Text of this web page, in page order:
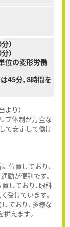
）
）
位の変形労働
45分、8時間を
より）
プ体制が万全な
て安定して働け
位置しており、
勤が便利です。
しており、眼科
受けています。
ており、多様な
えます。